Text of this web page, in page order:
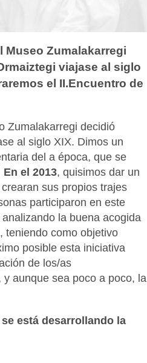
Museo Zumalakarregi
viajase al siglo
el II.Encuentro de
Zumalakarregi decidió
al siglo XIX. Dimos un
del a época, que se
En el 2013, quisimos dar un
sus propios trajes
participaron en este
la buena acogida
teniendo como objetivo
posible esta iniciativa
de los/as
aunque sea poco a poco, la
está desarrollando la